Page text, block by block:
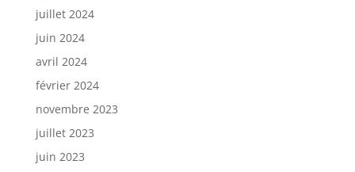
juillet 2024
juin 2024
avril 2024
février 2024
novembre 2023
juillet 2023
juin 2023